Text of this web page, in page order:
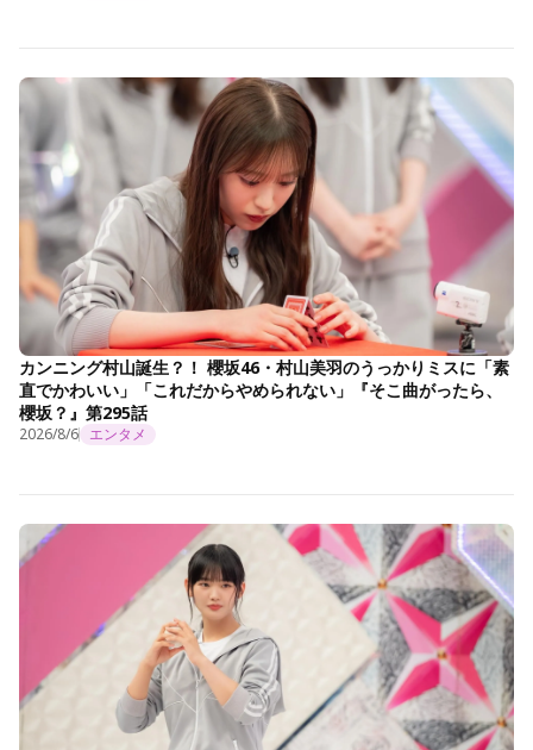
カンニング村山誕生？！ 櫻坂46・村山美羽のうっかりミスに「素
直でかわいい」「これだからやめられない」『そこ曲がったら、
櫻坂？』第295話
2026/8/6 エンタメ